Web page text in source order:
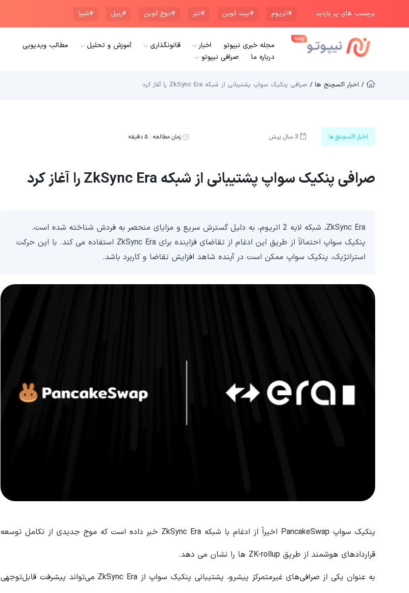
برچسب های پر بازدید : #اتریوم #بیت کوین #تتر #دوج کوین #ریپل #شیبا
مجله خبری نیپوتو اخبار قانونگذاری آموزش و تحلیل
مطالب ویدیویی
درباره ما
صرافی نیپوتو
/ اخبار اکسچنج ها / صرافی پنکیک سواپ پشتیبانی از شبکه ZkSync Era را آغاز کرد
اخبار اکسچنج ها 3 سال پیش زمان مطالعه :۵ دقیقه
صرافی پنکیک سواپ پشتیبانی از شبکه ZkSync Era را آغاز کرد
ZkSync Era، شبکه لایه 2 اتریوم، به دلیل گسترش سریع و مزایای منحصر به فردش شناخته شده است.
پنکیک سواپ احتمالاً از طریق این ادغام از تقاضای فزاینده برای ZkSync Era استفاده می کند. با این حرکت
استراتژیک، پنکیک سواپ ممکن است در آینده شاهد افزایش تقاضا و کاربرد باشد.
پنکیک سواپ PancakeSwap اخیراً از ادغام با شبکه ZkSync Era خبر داده است که موج جدیدی از تکامل توسعه
قراردادهای هوشمند از طریق ZK-rollup ها را نشان می دهد.
به عنوان یکی از صرافی‌های غیرمتمرکز پیشرو، پشتیبانی پنکیک سواپ از ZkSync Era می‌تواند پیشرفت قابل‌توجهی